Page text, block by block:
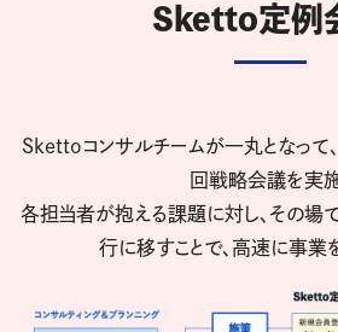
Sketto定例
Skettoコンサルチームが一丸となって
回戦略会議を実施
各担当者が抱える課題に対し、その場
行に移すことで、高速に事業